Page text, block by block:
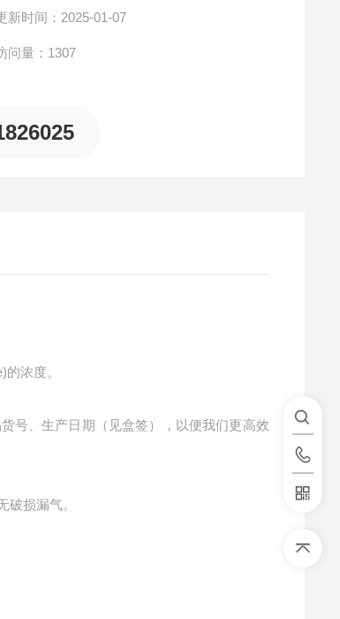
新时间：2025-01-07
问量：1307
浓度。
号、生产日期（见盒签），以便我们更高效
损漏气。